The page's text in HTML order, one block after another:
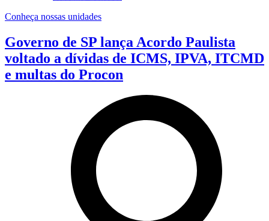
Conheça nossas unidades
Governo de SP lança Acordo Paulista
voltado a dívidas de ICMS, IPVA, ITCMD
e multas do Procon